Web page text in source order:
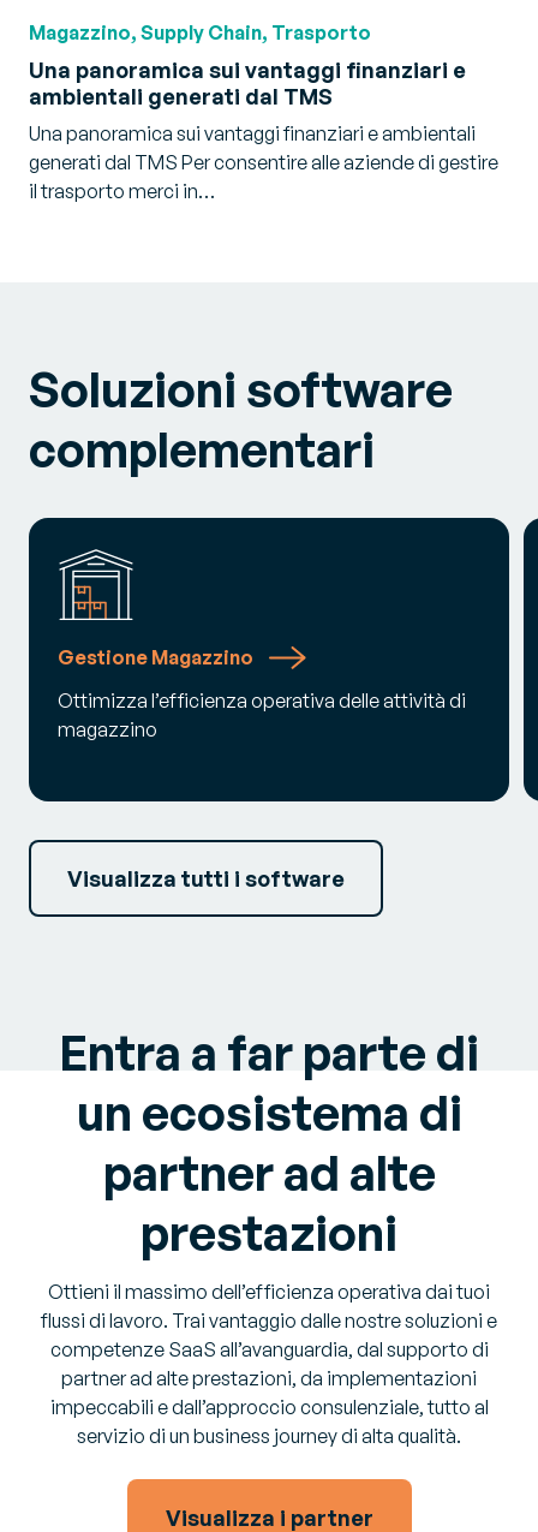
Magazzino, Supply Chain, Trasporto
Una panoramica sui vantaggi finanziari e
ambientali generati dal TMS
Una panoramica sui vantaggi finanziari e ambientali
generati dal TMS Per consentire alle aziende di gestire
il trasporto merci in…
Soluzioni software
complementari
Gestione Magazzino
Ottimizza l’efficienza operativa delle attività di
magazzino
Visualizza tutti i software
Entra a far parte di
un ecosistema di
partner ad alte
prestazioni
Ottieni il massimo dell’efficienza operativa dai tuoi
flussi di lavoro. Trai vantaggio dalle nostre soluzioni e
competenze SaaS all’avanguardia, dal supporto di
partner ad alte prestazioni, da implementazioni
impeccabili e dall’approccio consulenziale, tutto al
servizio di un business journey di alta qualità.
Visualizza i partner